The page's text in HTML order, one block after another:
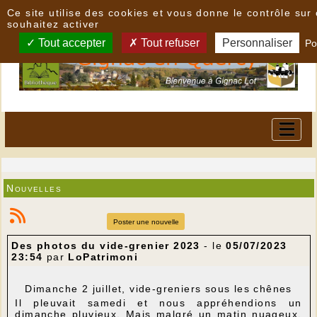
Nouvelles
Poster une nouvelle
Des photos du vide-grenier 2023 - le05/07/2023
23:54 par LoPatrimoni
Dimanche 2 juillet, vide-greniers sous les chênes
Il pleuvait samedi et nous appréhendions un
dimanche pluvieux. Mais malgré un matin nuageux,
Ce site utilise des cookies et vous donne le contrôle sur
souhaitez activer
Tout accepter Tout refuser Personnaliser